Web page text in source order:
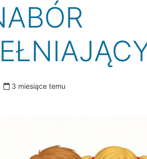
3 miesiące temu